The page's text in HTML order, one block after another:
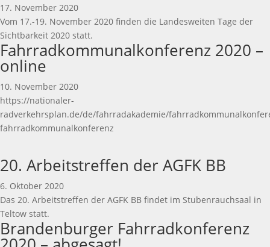
17. November 2020
Vom 17.-19. November 2020 finden die Landesweiten Tage der
Sichtbarkeit 2020 statt.
Fahrradkommunalkonferenz 2020 –
online
10. November 2020
https://nationaler-
radverkehrsplan.de/de/fahrradakademie/
fahrradkommunalkonferenz
20. Arbeitstreffen der AGFK BB
6. Oktober 2020
Das 20. Arbeitstreffen der AGFK BB findet im Stubenrauchsaal in
Teltow statt.
Brandenburger Fahrradkonferenz